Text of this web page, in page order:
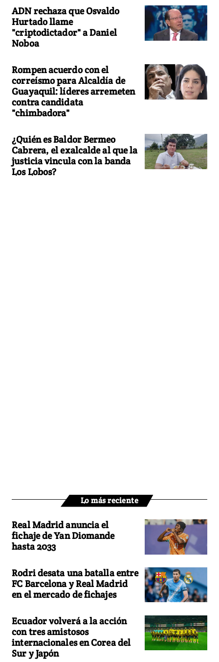
ADN rechaza que Osvaldo
Hurtado llame
"criptodictador" a Daniel
Noboa
Rompen acuerdo con el
correísmo para Alcaldía de
Guayaquil: líderes arremeten
contra candidata
"chimbadora"
¿Quién es Baldor Bermeo
Cabrera, el exalcalde al que la
justicia vincula con la banda
Los Lobos?
Lo más reciente
Real Madrid anuncia el
fichaje de Yan Diomande
hasta 2033
Rodri desata una batalla entre
FC Barcelona y Real Madrid
en el mercado de fichajes
Ecuador volverá a la acción
con tres amistosos
internacionales en Corea del
Sur y Japón